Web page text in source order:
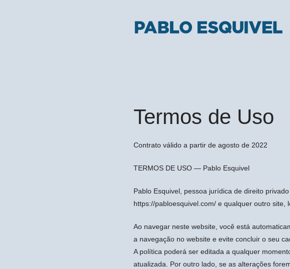
Termos de Uso
Contrato válido a partir de agosto de 2022
TERMOS DE USO — Pablo Esquivel
Pablo Esquivel, pessoa jurídica de direito
https://pabloesquivel.com/ e qualquer outro
Ao navegar neste website, você está
a navegação no website e evite concluir o seu
A política poderá ser editada a qualquer
atualizada. Por outro lado, se as alterações